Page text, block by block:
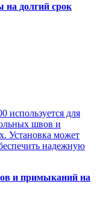
долгий срок
используется для
швов и
Установка может
надежную
и примыканий на